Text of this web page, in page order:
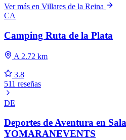
Ver más en Villares de la Reina
CA
Camping Ruta de la Plata
A 2.72 km
3.8
511 reseñas
DE
Deportes de Aventura en
YOMARANEVENTS